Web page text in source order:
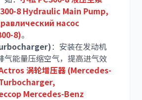
8 Hydraulic Main Pump,
насос
8)。
：安装在发动机
气能量压缩空气，提高进气效
涡轮增压器 (Mercedes-
Mercedes-Benz